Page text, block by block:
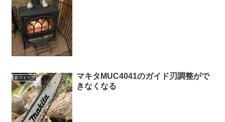
薪ストーブ
マキタMUC4041のガイド刃調整がで
きなくなる